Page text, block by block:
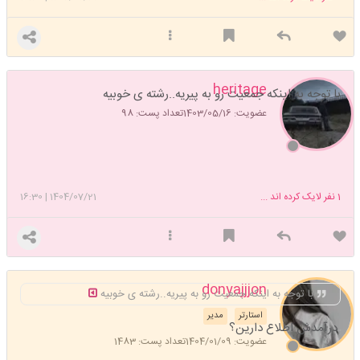
heritage
عضویت: 1403/05/16 تعداد پست: 98
با توجه به اینکه جمعیت رو به پیریه..رشته ی خوبیه
1404/07/21
|
16:30 1نفر لایک کرده اند ...
donyajjjon
مدیر استارتر
عضویت: 1404/01/09 تعداد پست: 1483
با توجه به اینکه جمعیت رو به پیریه..رشته ی خوبیه
درآمدش اطلاع دارین؟